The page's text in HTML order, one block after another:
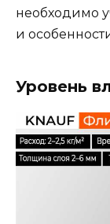
необходимо
и
Уровень